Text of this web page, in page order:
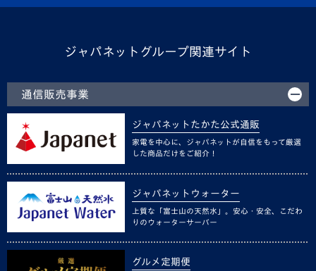
ジャパネットグループ関連サイト
通信販売事業
ジャパネットたかた公式通販
家電を中心に、ジャパネットが自信をもって厳選
した商品だけをご紹介！
ジャパネットウォーター
上質な「富士山の天然水」。安心・安全、こだわ
りのウォーターサーバー
グルメ定期便